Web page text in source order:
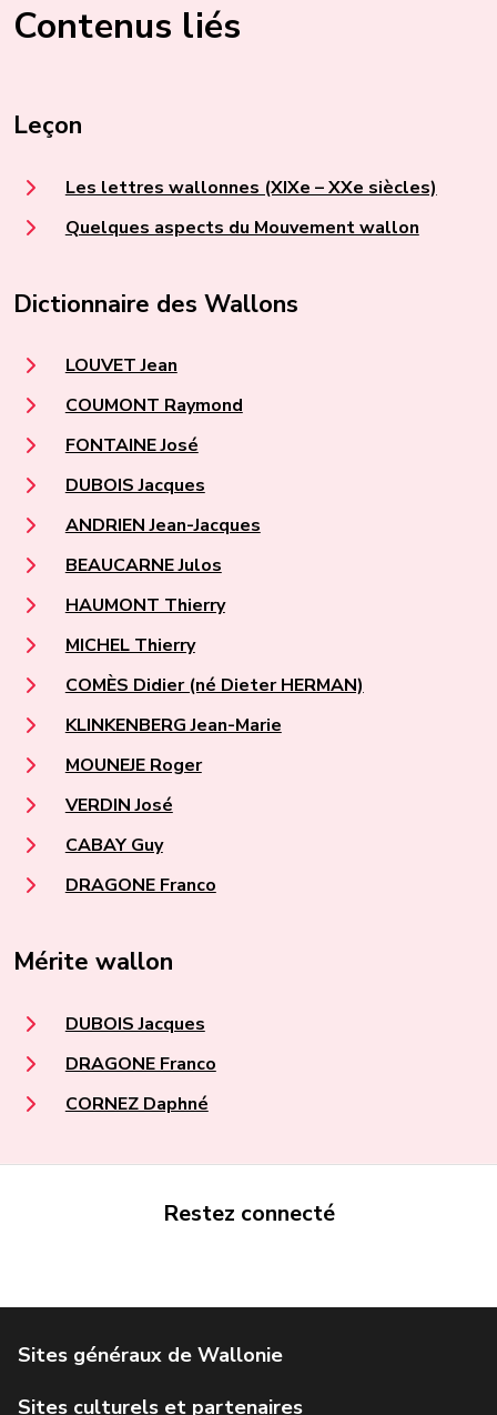
Contenus liés
Leçon
Les lettres wallonnes (XIXe – XXe siècles)
Quelques aspects du Mouvement wallon
Dictionnaire des Wallons
LOUVET Jean
COUMONT Raymond
FONTAINE José
DUBOIS Jacques
ANDRIEN Jean-Jacques
BEAUCARNE Julos
HAUMONT Thierry
MICHEL Thierry
COMÈS Didier (né Dieter HERMAN)
KLINKENBERG Jean-Marie
MOUNEJE Roger
VERDIN José
CABAY Guy
DRAGONE Franco
Mérite wallon
DUBOIS Jacques
DRAGONE Franco
CORNEZ Daphné
Restez connecté